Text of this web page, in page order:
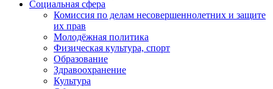
Социальная сфера
Комиссия по делам несовершеннолетних и защите
их прав
Молодёжная политика
Физическая культура, спорт
Образование
Здравоохранение
Культура